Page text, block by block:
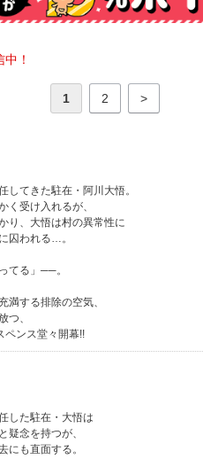
！
1 2 >
してきた駐在・阿川大悟。
く受け入れるが、
り、大悟は村の異常性に
囚われる…。
てる」──。
満する排除の空気、
つ、
ペンス堂々開幕!!
した駐在・大悟は
疑念を持つが、
にも直面する。